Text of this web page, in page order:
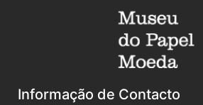
Informação de Contacto